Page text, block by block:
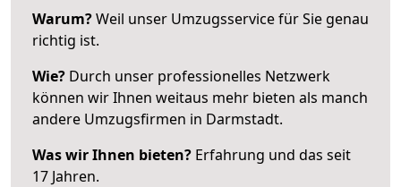
Warum?Weil unser Umzugsservice für Sie genau
richtig ist.
Wie? Durch unser professionelles Netzwerk
können wir Ihnen weitaus mehr bieten als manch
andere Umzugsfirmen in Darmstadt.
Was wir Ihnen bieten? Erfahrung und das seit
17 Jahren.